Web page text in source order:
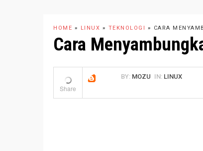
HOME » LINUX » TEKNOLOGI » CARA
Cara
BY: MOZU IN: LINUX